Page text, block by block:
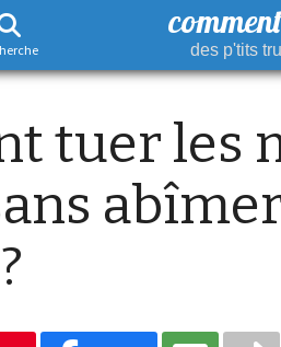
des p'tits
tuer les